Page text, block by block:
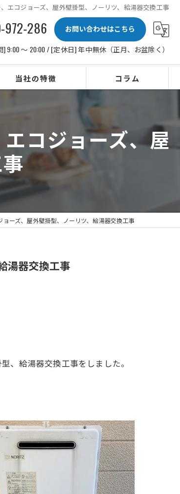
、エコジョーズ、屋外壁掛型、ノーリツ、給湯器交換工事
972-286
お問い合わせはこちら
9:00 〜 20:00 / [定休日] 年中無休（正月、お盆除く）
当社の特徴
レンジフード
栓
クッキングヒーター
ビルトイン食洗機
室換気扇
コラム
エコジョーズ、屋
ョーズ、屋外壁掛型、ノーリツ、給湯器交換工事
湯器交換工事
、給湯器交換工事をしました。